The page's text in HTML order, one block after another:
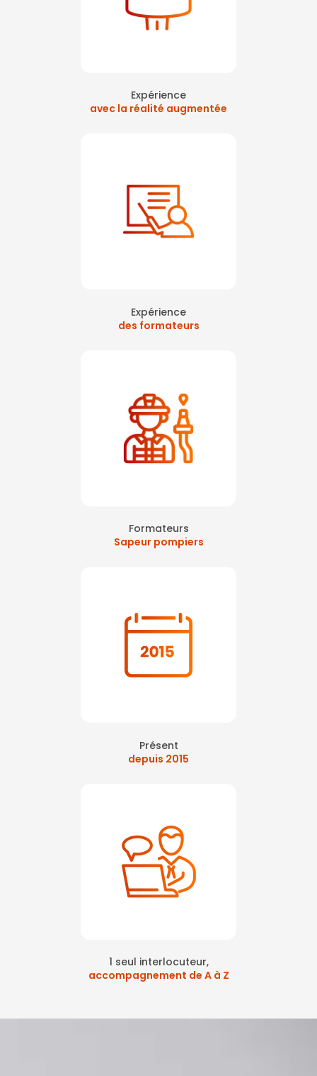
Expérience
avec la réalité augmentée
Expérience
des formateurs
Formateurs
Sapeur pompiers
Présent
depuis 2015
1 seul interlocuteur,
accompagnement de A à Z